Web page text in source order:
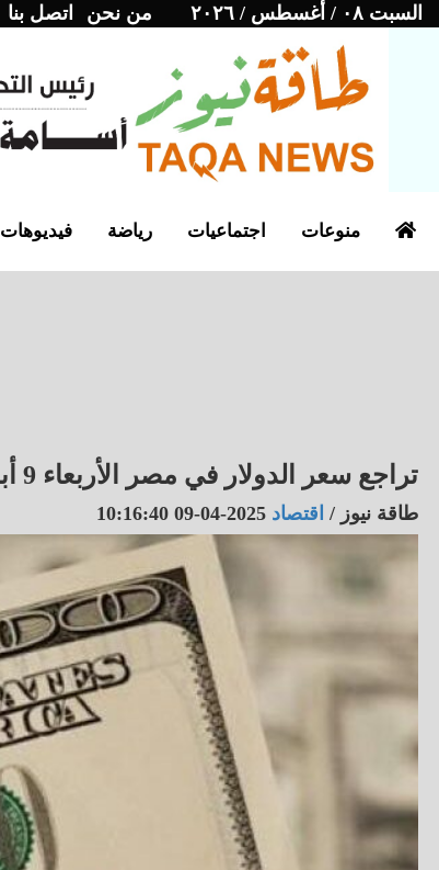
السبت ٠٨ / أغسطس / ٢٠٢٦ من نحن اتصل بنا
فيديوهات رياضة اجتماعيات منوعات
تراجع سعر الدولار في مصر الأربعاء 9 أبريل 2025
طاقة نيوز / اقتصاد2025-04-09 10:16:40